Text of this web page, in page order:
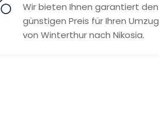
Wir bieten Ihnen garantiert den
günstigen Preis für Ihren Umzug
von Winterthur nach Nikosia.